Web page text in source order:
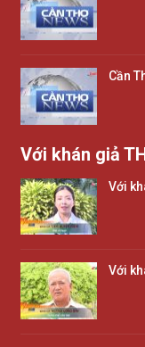
Cần
Với khán giả
Với
Với